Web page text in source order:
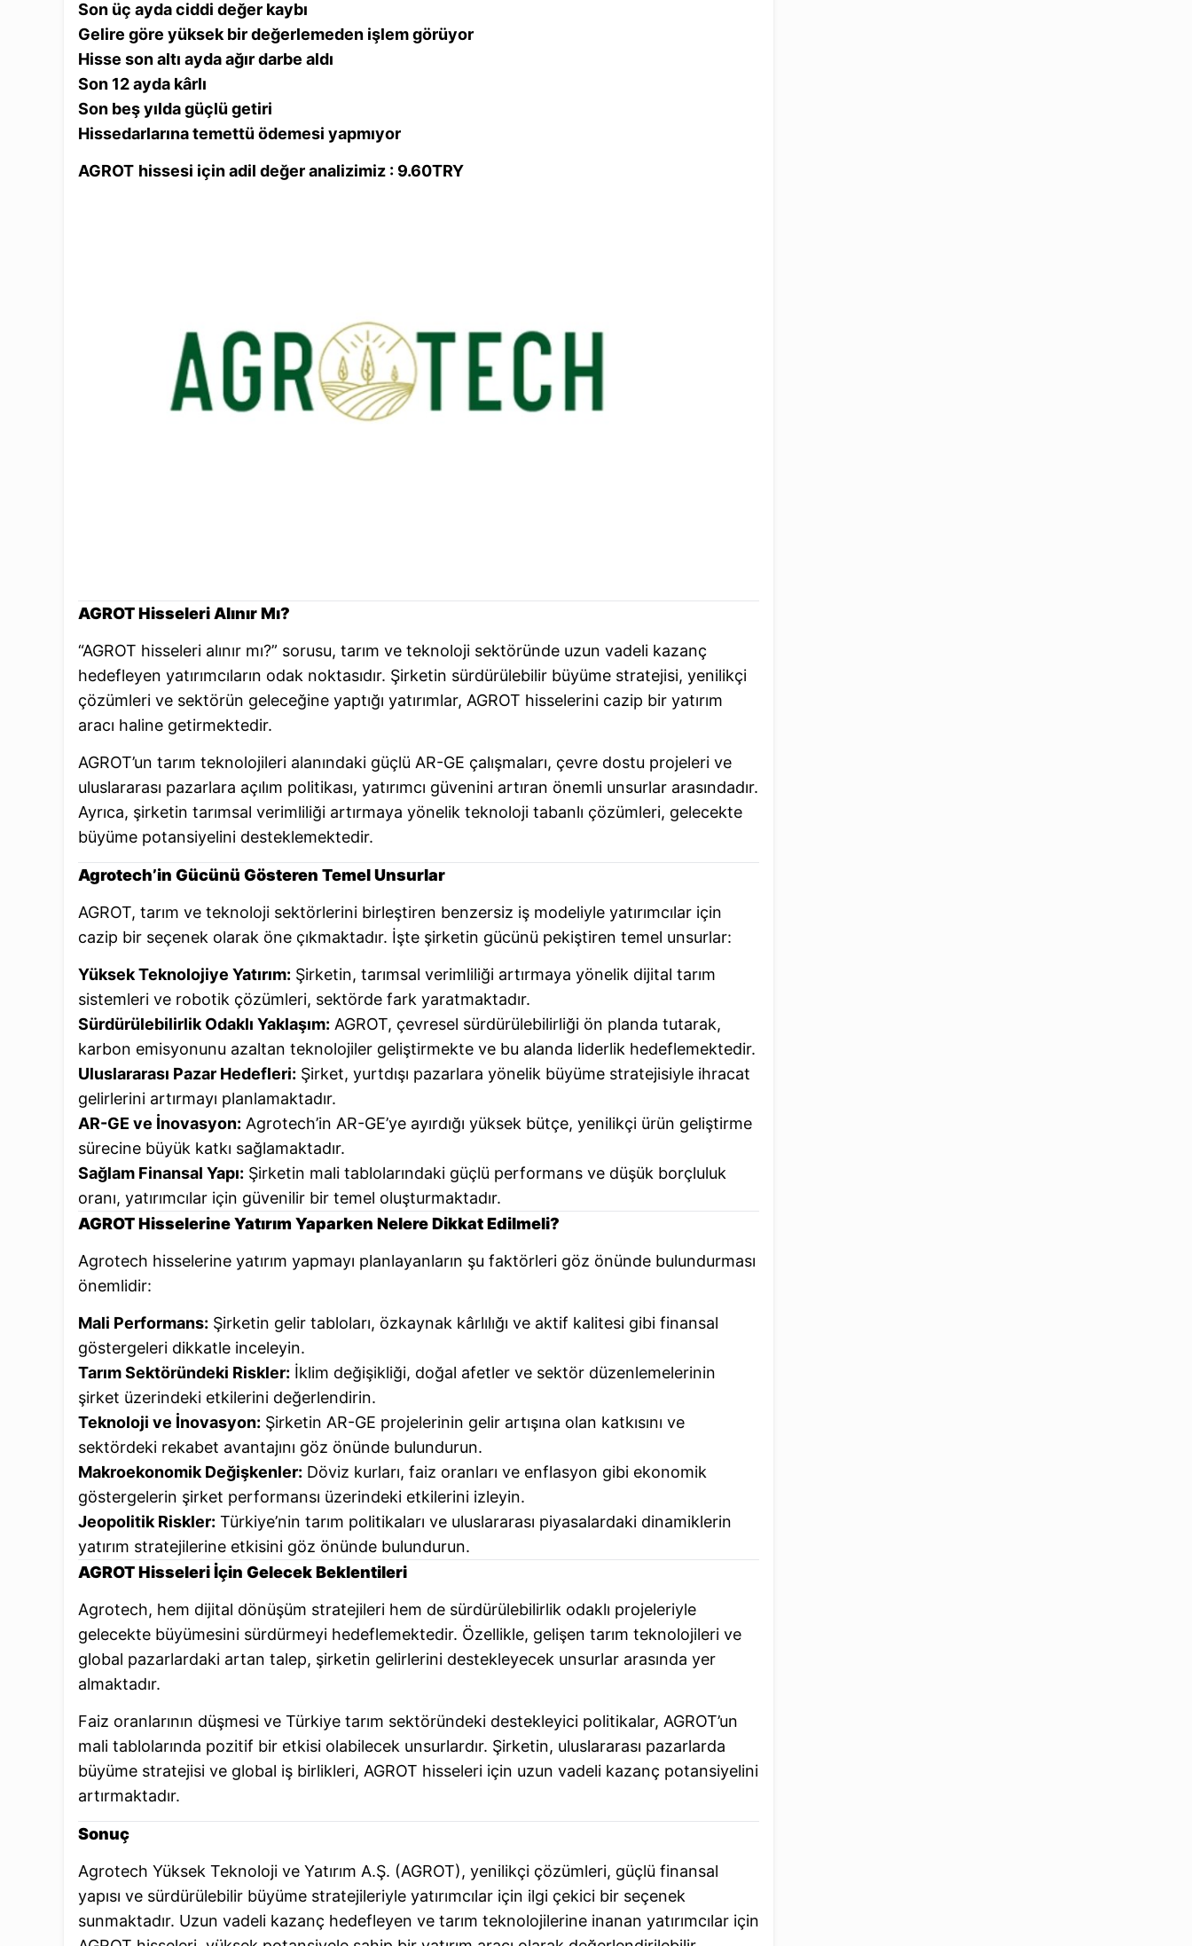
Son üç ayda ciddi değer kaybı
Gelire göre yüksek bir değerlemeden işlem görüyor
Hisse son altı ayda ağır darbe aldı
Son 12 ayda kârlı
Son beş yılda güçlü getiri
Hissedarlarına temettü ödemesi yapmıyor
AGROT hissesi içinadil değeranalizimiz : 9.60TRY
AGROT Hisseleri Alınır Mı?
“AGROT hisseleri alınır mı?” sorusu, tarım ve teknoloji sektöründe uzun vadeli kazanç
hedefleyen yatırımcıların odak noktasıdır. Şirketin sürdürülebilir büyüme stratejisi, yenilikçi
çözümleri ve sektörün geleceğine yaptığı yatırımlar, AGROT hisselerini cazip bir yatırım
aracı haline getirmektedir.
AGROT’un tarım teknolojileri alanındaki güçlü AR-GE çalışmaları, çevre dostu projeleri ve
uluslararası pazarlara açılım politikası, yatırımcı güvenini artıran önemli unsurlar arasındadır.
Ayrıca, şirketin tarımsal verimliliği artırmaya yönelik teknoloji tabanlı çözümleri, gelecekte
büyüme potansiyelini desteklemektedir.
Agrotech’in Gücünü Gösteren Temel Unsurlar
AGROT, tarım ve teknoloji sektörlerini birleştiren benzersiz iş modeliyle yatırımcılar için
cazip bir seçenek olarak öne çıkmaktadır. İşte şirketin gücünü pekiştiren temel unsurlar:
Yüksek Teknolojiye Yatırım: Şirketin, tarımsal verimliliği artırmaya yönelik dijital tarım
sistemleri ve robotik çözümleri, sektörde fark yaratmaktadır.
Sürdürülebilirlik Odaklı Yaklaşım: AGROT, çevresel sürdürülebilirliği ön planda tutarak,
karbon emisyonunu azaltan teknolojiler geliştirmekte ve bu alanda liderlik hedeflemektedir.
Uluslararası Pazar Hedefleri: Şirket, yurtdışı pazarlara yönelik büyüme stratejisiyle ihracat
gelirlerini artırmayı planlamaktadır.
AR-GE ve İnovasyon: Agrotech’in AR-GE’ye ayırdığı yüksek bütçe, yenilikçi ürün geliştirme
sürecine büyük katkı sağlamaktadır.
Sağlam Finansal Yapı: Şirketin mali tablolarındaki güçlü performans ve düşük borçluluk
oranı, yatırımcılar için güvenilir bir temel oluşturmaktadır.
AGROT Hisselerine Yatırım Yaparken Nelere Dikkat Edilmeli?
Agrotech hisselerine yatırım yapmayı planlayanların şu faktörleri göz önünde bulundurması
önemlidir:
Mali Performans: Şirketin gelir tabloları, özkaynak kârlılığı ve aktif kalitesi gibi finansal
göstergeleri dikkatle inceleyin.
Tarım Sektöründeki Riskler: İklim değişikliği, doğal afetler ve sektör düzenlemelerinin
şirket üzerindeki etkilerini değerlendirin.
Teknoloji ve İnovasyon: Şirketin AR-GE projelerinin gelir artışına olan katkısını ve
sektördeki rekabet avantajını göz önünde bulundurun.
Makroekonomik Değişkenler: Döviz kurları, faiz oranları ve enflasyon gibi ekonomik
göstergelerin şirket performansı üzerindeki etkilerini izleyin.
Jeopolitik Riskler: Türkiye’nin tarım politikaları ve uluslararası piyasalardaki dinamiklerin
yatırım stratejilerine etkisini göz önünde bulundurun.
AGROT Hisseleri İçin Gelecek Beklentileri
Agrotech, hem dijital dönüşüm stratejileri hem de sürdürülebilirlik odaklı projeleriyle
gelecekte büyümesini sürdürmeyi hedeflemektedir. Özellikle, gelişen tarım teknolojileri ve
global pazarlardaki artan talep, şirketin gelirlerini destekleyecek unsurlar arasında yer
almaktadır.
Faiz oranlarının düşmesi ve Türkiye tarım sektöründeki destekleyici politikalar, AGROT’un
mali tablolarında pozitif bir etkisi olabilecek unsurlardır. Şirketin, uluslararası pazarlarda
büyüme stratejisi ve global iş birlikleri, AGROT hisseleri için uzun vadeli kazanç potansiyelini
artırmaktadır.
Sonuç
Agrotech Yüksek Teknoloji ve Yatırım A.Ş. (AGROT), yenilikçi çözümleri, güçlü finansal
yapısı ve sürdürülebilir büyüme stratejileriyle yatırımcılar için ilgi çekici bir seçenek
sunmaktadır. Uzun vadeli kazanç hedefleyen ve tarım teknolojilerine inanan yatırımcılar için